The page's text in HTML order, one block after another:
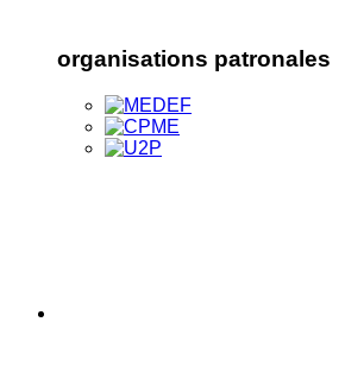
organisations patronales